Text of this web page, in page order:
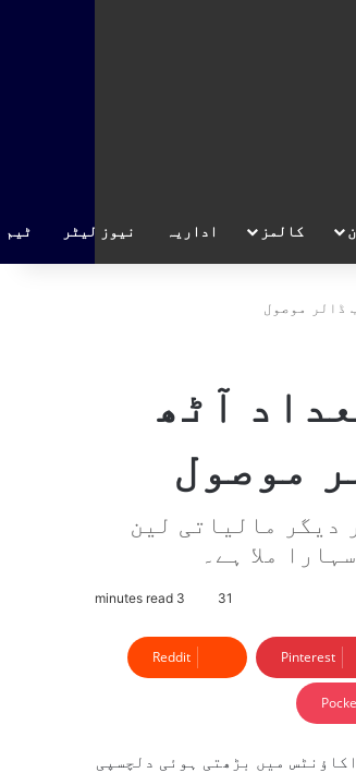
کالمز اداریہ نیوز لیٹر ٹیم
آٹھ
دیگر مالیاتی لین
ملا ہے۔
31
Pinterest
Reddit
میں بڑھتی ہوئی دلچسپی